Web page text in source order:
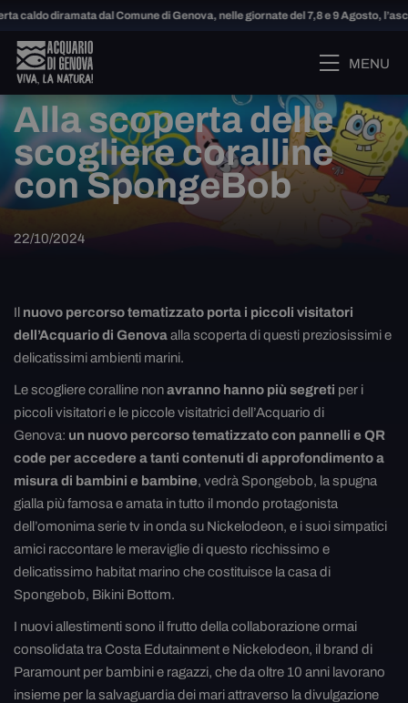
caldo diramata dal Comune di Genova, nelle giornate del 7,8 e 9 Agosto,
MENU
Alla scoperta delle
scogliere coralline
con SpongeBob
22/10/2024
Il nuovo percorso tematizzato porta i piccoli visitatori
dell’Acquario di Genovaalla scoperta di questi preziosissimi e
delicatissimi ambienti marini.
Le scogliere coralline nonavranno hanno più segreti per i
piccoli visitatori e le piccole visitatrici dell’Acquario di
Genova: un nuovo percorso tematizzato con pannelli e QR
code per accedere a tanti contenuti di approfondimento a
misura di bambini e bambine, vedrà Spongebob, la spugna
gialla più famosa e amata in tutto il mondo protagonista
dell’omonima serie tv in onda su Nickelodeon, e i suoi simpatici
amici raccontare le meraviglie di questo ricchissimo e
delicatissimo habitat marino che costituisce la casa di
Spongebob, Bikini Bottom.
I nuovi allestimenti sono il frutto della collaborazione ormai
consolidata tra Costa Edutainment e Nickelodeon, il brand di
Paramount per bambini e ragazzi, che da oltre 10 anni lavorano
insieme per la salvaguardia dei mari attraverso la divulgazione